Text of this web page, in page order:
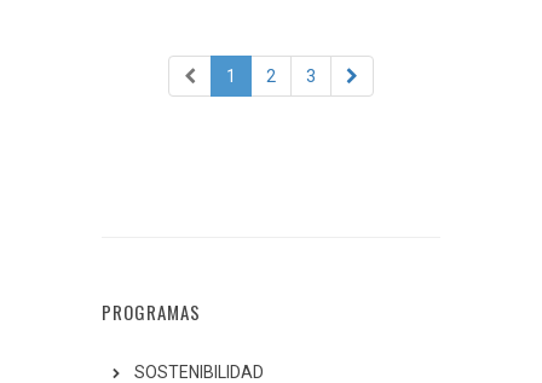
1 2 3
PROGRAMAS
SOSTENIBILIDAD